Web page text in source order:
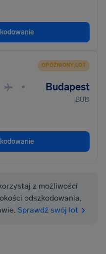
OPÓŹNIONY LOT
• Budapest
BUD
z możliwości
odszkodowania,
Sprawdź swój lot